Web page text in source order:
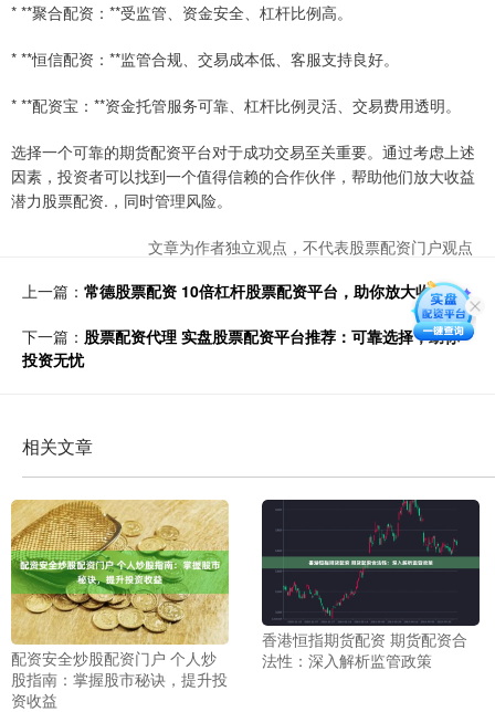
* **聚合配资：**受监管、资金安全、杠杆比例高。
* **恒信配资：**监管合规、交易成本低、客服支持良好。
* **配资宝：**资金托管服务可靠、杠杆比例灵活、交易费用透明。
选择一个可靠的期货配资平台对于成功交易至关重要。通过考虑上述
因素，投资者可以找到一个值得信赖的合作伙伴，帮助他们放大收益
潜力股票配资.，同时管理风险。
文章为作者独立观点，不代表股票配资门户观点
上一篇： 常德股票配资 10倍杠杆股票配资平台，助你放大收益
下一篇： 股票配资代理 实盘股票配资平台推荐：可靠选择，助你
投资无忧
相关文章
配资安全炒股配资门户 个人炒
股指南：掌握股市秘诀，提升投
资收益
香港恒指期货配资 期货配资合
法性：深入解析监管政策